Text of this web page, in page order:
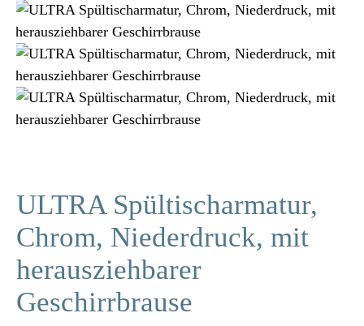
ULTRA Spültischarmatur,
Chrom, Niederdruck, mit
herausziehbarer
Geschirrbrause